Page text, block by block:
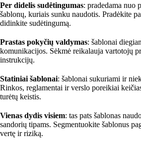
Per didelis sudėtingumas: pradedama nuo
šablonų, kuriais sunku naudotis. Pradėkite
didinkite sudėtingumą.
Prastas pokyčių valdymas: šablonai
komunikacijos. Sėkmė reikalauja vartotojų
instrukcijų.
Statiniai šablonai: šablonai sukuriami ir
Rinkos, reglamentai ir verslo poreikiai
turėtų keistis.
Vienas dydis visiem: tas pats šablonas
sandorių tipams. Segmentuokite šablonus
vertę ir riziką.